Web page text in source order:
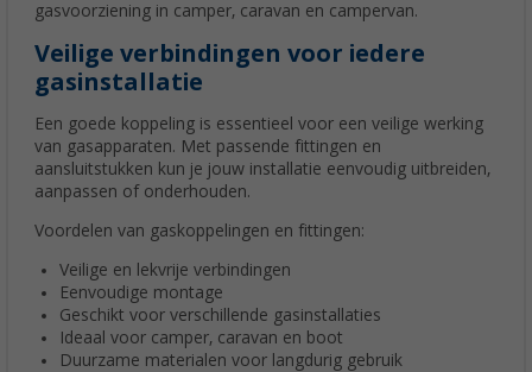
gasvoorziening in camper, caravan en campervan.
Veilige verbindingen voor iedere
gasinstallatie
Een goede koppeling is essentieel voor een veilige werking
van gasapparaten. Met passende fittingen en
aansluitstukken kun je jouw installatie eenvoudig uitbreiden,
aanpassen of onderhouden.
Voordelen van gaskoppelingen en fittingen:
Veilige en lekvrije verbindingen
Eenvoudige montage
Geschikt voor verschillende gasinstallaties
Ideaal voor camper, caravan en boot
Duurzame materialen voor langdurig gebruik